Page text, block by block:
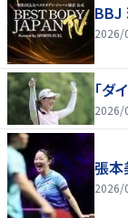
BBJ
2026/
「ダ
2026/
張本
2026/